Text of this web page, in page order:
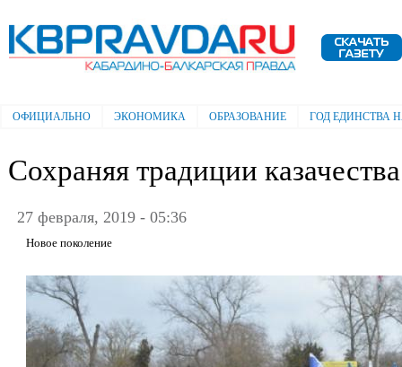
Электронная газета "Кабардино-
Балкарская правда"
Главное меню
ОФИЦИАЛЬНО ЭКОНОМИКА ОБРАЗОВАНИЕ ГОД ЕДИНСТВА
Сохраняя традиции казачества
27 февраля, 2019 - 05:36
Новое поколение